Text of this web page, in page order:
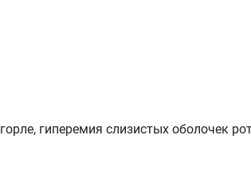
гиперемия слизистых оболочек